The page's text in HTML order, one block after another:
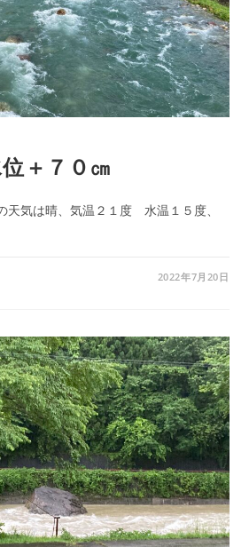
＋７０㎝
天気は晴、気温２１度 水温１５度、
2022年7月20日